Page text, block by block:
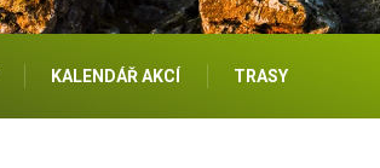
KALENDÁŘ AKCÍ TRASY